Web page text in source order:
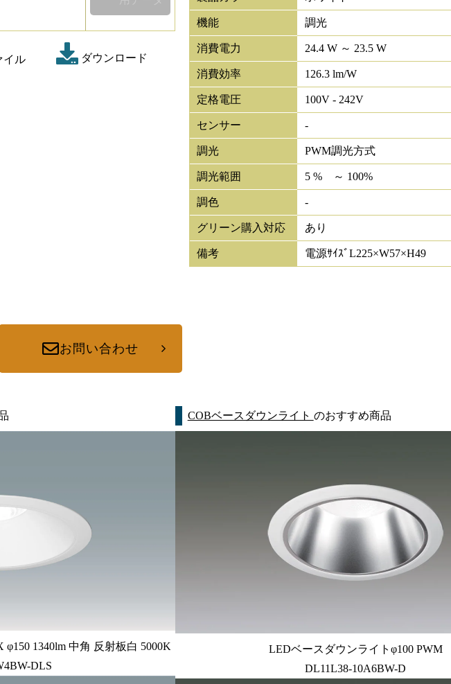
イル ダウンロード
機能 調光
消費電力 24.4 W ～ 23.5 W
消費効率 126.3 lm/W
定格電圧 100V - 242V
センサー -
調光 PWM調光方式
調光範囲 5 % ～ 100%
調色 -
グリーン購入対応 あり
備考 電源ｻｲｽﾞL225×W57×H49
お問い合わせ
1340lm 中角 反射板白 5000K
DLS
COBベースダウンライト のおすすめ商品
LEDベースダウンライトφ100 PWM
DL11L38-10A6BW-D